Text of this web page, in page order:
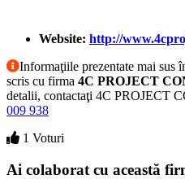
Website: http://
Informaţiile prezentate mai sus
scris cu firma 4C PROJECT
detalii, contactaţi 4C PROJECT
009 938
1 Voturi
Ai colaborat cu această